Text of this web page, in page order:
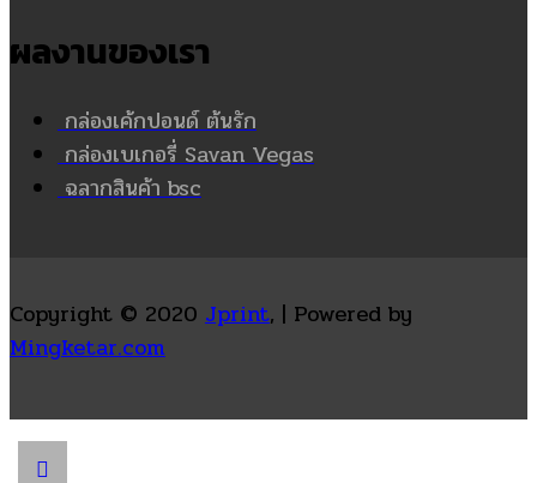
ผลงานของเรา
กล่องเค้กปอนด์ ต้นรัก
กล่องเบเกอรี่ Savan Vegas
ฉลากสินค้า bsc
Copyright © 2020 Jprint, | Powered by
Mingketar.com